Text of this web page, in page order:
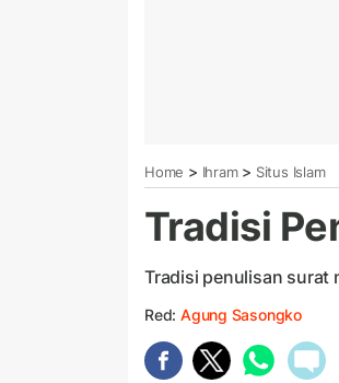
Home > Ihram> Situs Islam
Tradisi
Tradisi penulisan surat
Red: Agung Sasongko